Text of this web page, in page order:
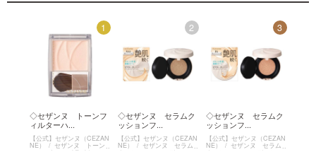
1
◇セザンヌ トーンフ
ィルターハ...
【公式】セザンヌ（CEZAN
NE） セザンヌ トーン
2
◇セザンヌ セラムク
ッションフ...
【公式】セザンヌ（CEZAN
NE） セザンヌ セラム
3
◇セザンヌ セラムク
ッションフ...
【公式】セザンヌ（CEZAN
NE） セザンヌ セラム